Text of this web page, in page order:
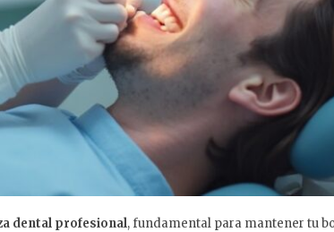
dental profesional, fundamental para mantener tu